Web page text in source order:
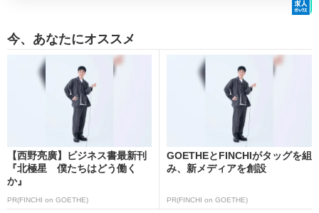
今、あなたにオススメ
【西野亮廣】ビジネス書最新刊
『北極星 僕たちはどう働く
か』
PR(FINCHI on GOETHE)
GOETHEとFINCHIがタッグを組
み、新メディアを創設
PR(FINCHI on GOETHE)